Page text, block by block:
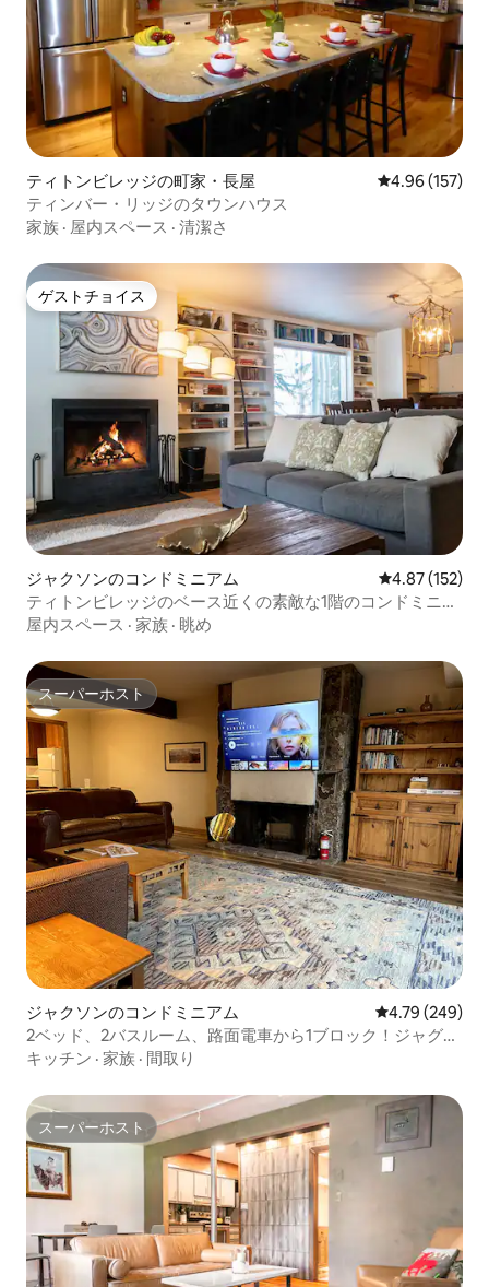
ティトンビレッジの町家・長屋 レビュー157
4.96 (157)
ティンバー・リッジのタウンハウス
家族 · 屋内スペース · 清潔さ
ゲストチョイス
ゲストチョイス
ジャクソンのコンドミニアム レビュー152
4.87 (152)
ティトンビレッジのベース近くの素敵な1階のコンドミニア
ム
屋内スペース · 家族 · 眺め
スーパーホスト
スーパーホスト
ジャクソンのコンドミニアム レビュー249
4.79 (249)
2ベッド、2バスルーム、路面電車から1ブロック！ジャグジ
ーとグリル。
キッチン · 家族 · 間取り
スーパーホスト
スーパーホスト